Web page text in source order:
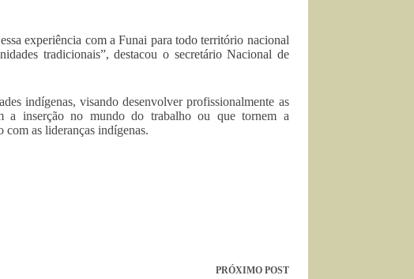
experiência com a Funai para todo território nacional
tradicionais”, destacou o secretário Nacional de
indígenas, visando desenvolver profissionalmente as
a inserção no mundo do trabalho ou que tornem a
com as lideranças indígenas.
PRÓXIMO POST